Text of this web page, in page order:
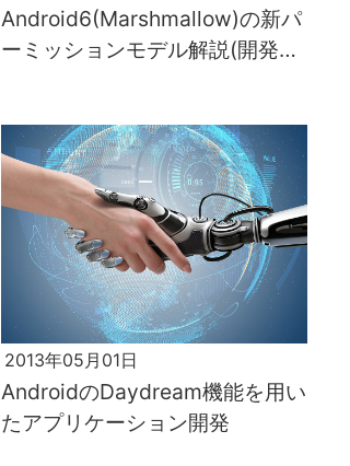
Android6(Marshmallow)の新パ
ーミッションモデル解説(開発者
2013年05月01日
AndroidのDaydream機能を用い
たアプリケーション開発